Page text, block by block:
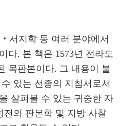
서지학 등 여러 분야에서
다. 본 책은 1573년 전라도
목판본이다. 그 내용이 불
있는 선종의 지침서로서
살펴볼 수 있는 귀중한 자
전의 판본학 및 지방 사찰